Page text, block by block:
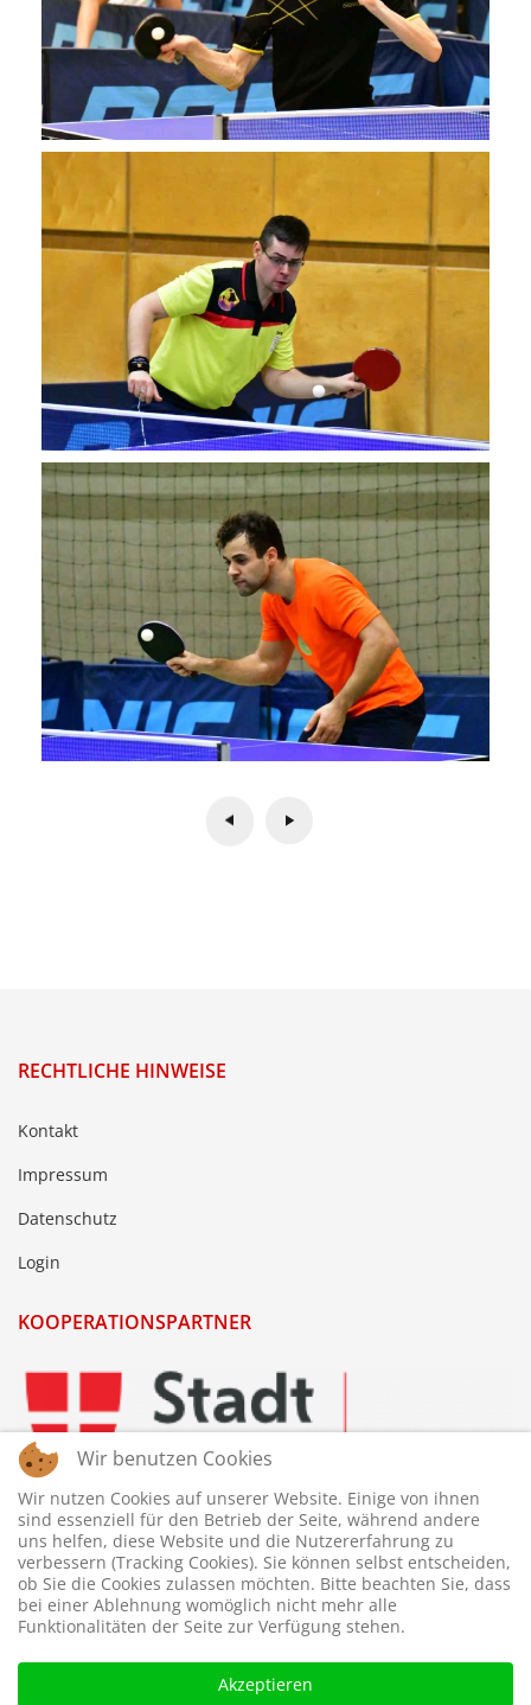
RECHTLICHE HINWEISE
Kontakt
Impressum
Datenschutz
Login
KOOPERATIONSPARTNER
Wir benutzen Cookies
Wir nutzen Cookies auf unserer Website. Einige von ihnen
sind essenziell für den Betrieb der Seite, während andere
uns helfen, diese Website und die Nutzererfahrung zu
verbessern (Tracking Cookies). Sie können selbst entscheiden,
ob Sie die Cookies zulassen möchten. Bitte beachten Sie, dass
bei einer Ablehnung womöglich nicht mehr alle
Funktionalitäten der Seite zur Verfügung stehen.
Akzeptieren